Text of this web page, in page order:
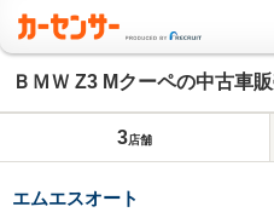
ＢＭＷ Z3 Mクーペの中古車
3店舗
エムエスオート